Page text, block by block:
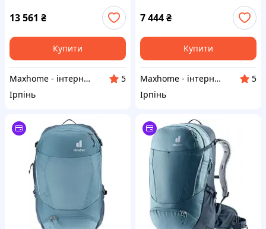
13 561 ₴
Купити
Maxhome - інтернет магазин
5
Ірпінь
7 444₴
Купити
Maxhome - інтернет магазин
5
Ірпінь